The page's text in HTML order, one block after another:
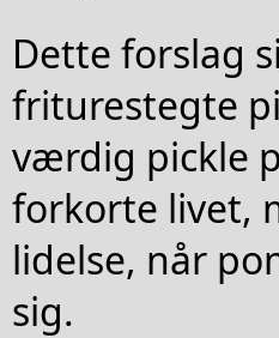
Dette forslag
friturestegte
værdig pickle
forkorte livet,
lidelse, når
sig.